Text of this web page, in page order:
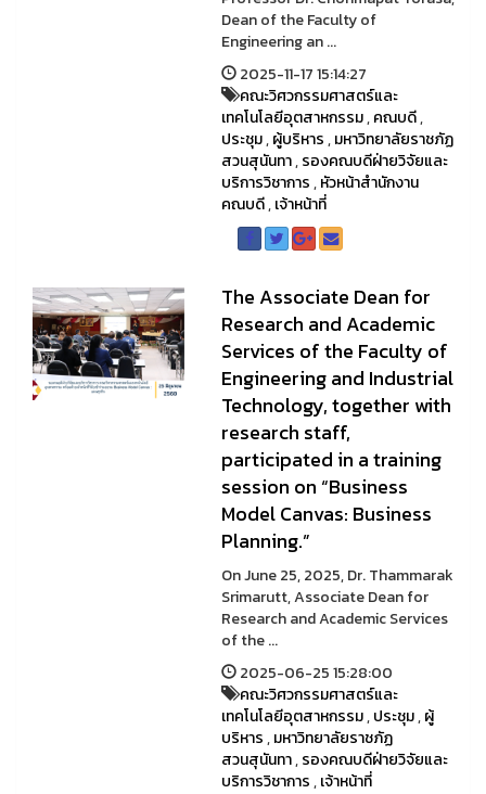
Dean of the Faculty of
Engineering an ...
2025-11-17 15:14:27
คณะวิศวกรรมศาสตร์และ
เทคโนโลยีอุตสาหกรรม,คณบดี,
ประชุม,ผู้บริหาร,มหาวิทยาลัยราชภัฏ
สวนสุนันทา,รองคณบดีฝ่ายวิจัยและ
บริการวิชาการ,หัวหน้าสำนักงาน
คณบดี,เจ้าหน้าที่
The Associate Dean for
Research and Academic
Services of the Faculty of
Engineering and Industrial
Technology, together with
research staff,
participated in a training
session on “Business
Model Canvas: Business
Planning.”
On June 25, 2025, Dr. Thammarak
Srimarutt, Associate Dean for
Research and Academic Services
of the ...
2025-06-25 15:28:00
คณะวิศวกรรมศาสตร์และ
เทคโนโลยีอุตสาหกรรม,ประชุม,ผู้
บริหาร,มหาวิทยาลัยราชภัฏ
สวนสุนันทา,รองคณบดีฝ่ายวิจัยและ
บริการวิชาการ,เจ้าหน้าที่